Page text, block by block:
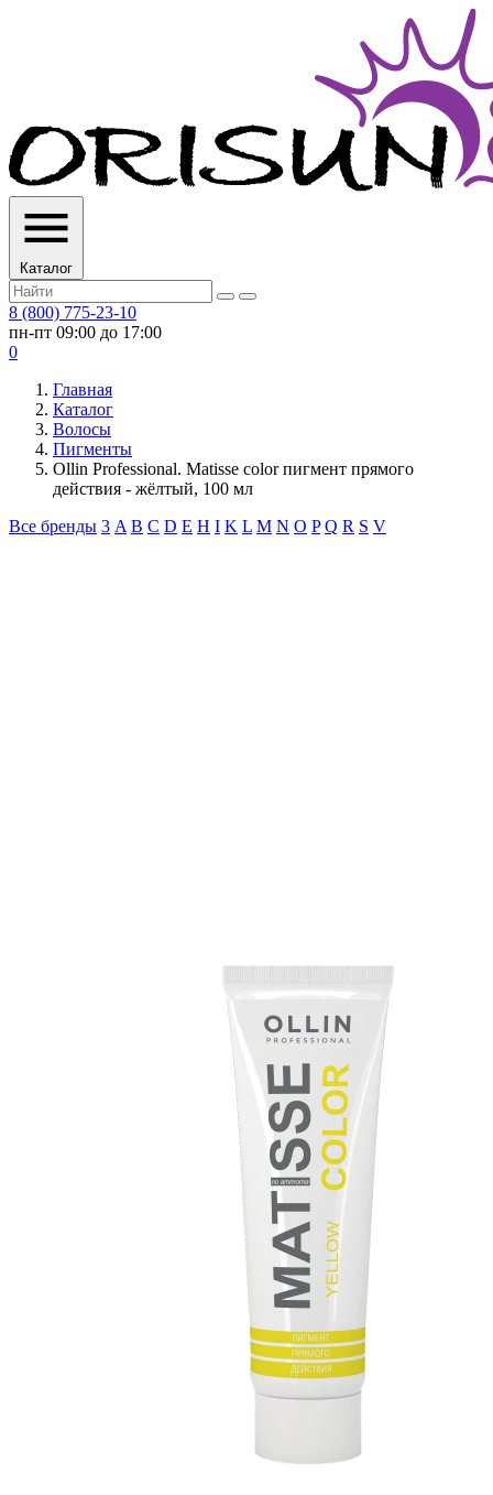
Каталог
8 (800) 775-23-10
пн-пт 09:00 до 17:00
0
Главная
Каталог
Волосы
Пигменты
Ollin Professional. Matisse color пигмент прямого
действия - жёлтый, 100 мл
Все бренды 3 A B C D E H I K L M N O P Q R S V